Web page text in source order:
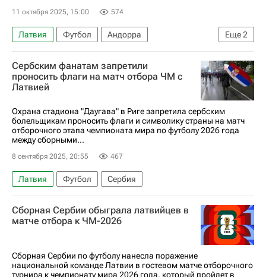
11 октября 2025, 15:00 574
Еще2
Латвия Футбол
Андорра
Анонсы и трансляции матчей
ЧМ по футболу 2026
Сербским фанатам запретили
проносить флаги на матч отбора ЧМ с
Латвией
Охрана стадиона "Даугава" в Риге запретила сербским
болельщикам проносить флаги и символику страны на матч
отборочного этапа чемпионата мира по футболу 2026 года
между сборными...
8 сентября 2025, 20:55 467
Латвия Футбол Сербия
Сборная Сербии обыграла латвийцев в
матче отбора к ЧМ-2026
Сборная Сербии по футболу нанесла поражение
национальной команде Латвии в гостевом матче отборочного
турнира к чемпионату мира 2026 года, который пройдет в